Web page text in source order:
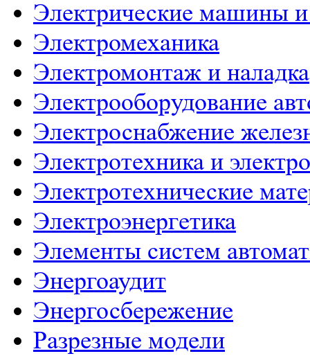
Электрические машины
Электромеханика
Электромонтаж и наладка
Электрооборудование
Электроснабжение
Электротехника и
Электротехнические
Электроэнергетика
Элементы систем
Энергоаудит
Энергосбережение
Разрезные модели